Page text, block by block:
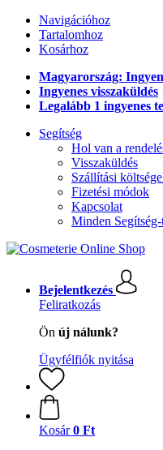
Navigációhoz
Tartalomhoz
Kosárhoz
Magyarország:
Ingyenes visszaküldés
Legalább 1 ingyenes
Segítség
Hol van a
Visszaküldés
Szállítási
Fizetési módok
Kapcsolat
Minden Segítség-
Bejelentkezés
Feliratkozás
Ön új nálunk?
Ügyfélfiók nyitása
Kosár 0 Ft